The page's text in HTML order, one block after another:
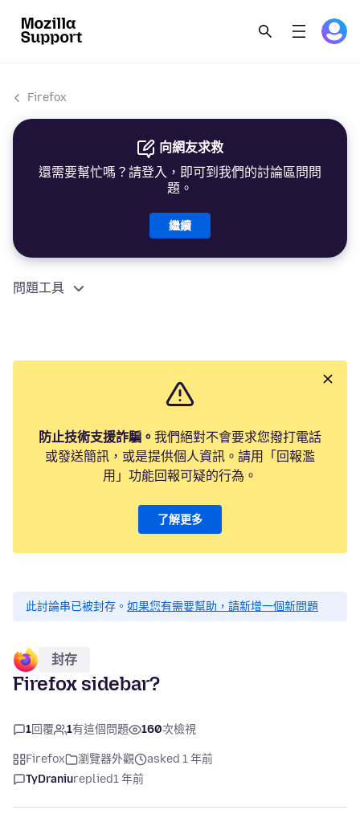
Firefox
向網友求救
還需要幫忙嗎？請登入，即可到我們的討論區問問
題。
繼續
問題工具
防止技術支援詐騙。 我們絕對不會要求您撥打電話
或發送簡訊，或是提供個人資訊。請用「回報濫
用」功能回報可疑的行為。
了解更多
此討論串已被封存。 如果您有需要幫助，請新增一個新問題
封存
Firefox sidebar?
1回覆 1有這個問題 160次檢視
Firefox 瀏覽器外觀
asked 1 年前
TyDraniureplied1 年前